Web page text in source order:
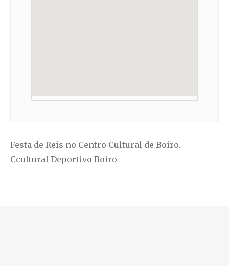
Festa de Reis no Centro Cultural de Boiro.
Ccultural Deportivo Boiro